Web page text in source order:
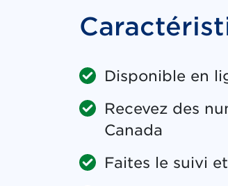
Disponible en
Recevez des
Canada
Faites le suivi